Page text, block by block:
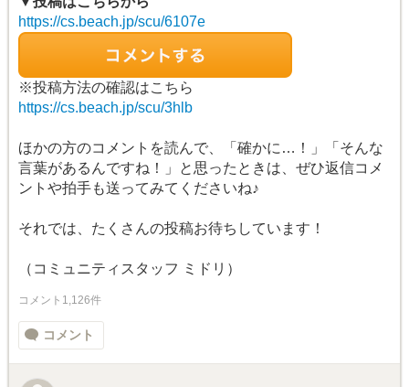
https://cs.beach.jp/scu/6107e
※投稿方法の確認はこちら
https://cs.beach.jp/scu/3hlb
ほかの方のコメントを読んで、「確かに…！」「そんな
言葉があるんですね！」と思ったときは、ぜひ返信コメ
ントや拍手も送ってみてくださいね♪
それでは、たくさんの投稿お待ちしています！
（コミュニティスタッフ ミドリ）
コメント1,126件
コメント